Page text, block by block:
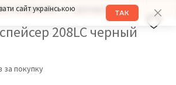
сайт українською
ТАК
ГРУДИ: 112СМ ДРУГИЕ МОДЕЛИ
208LC черный
за покупку